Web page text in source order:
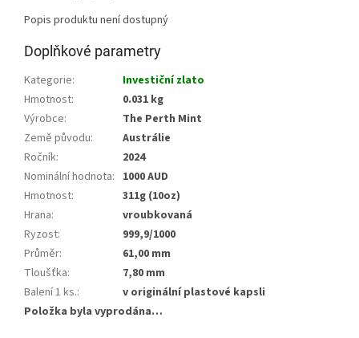
Popis produktu není dostupný
Doplňkové parametry
Kategorie:
Investiční zlato
Hmotnost:
0.031 kg
Výrobce:
The Perth Mint
Země původu:
Austrálie
Ročník:
2024
Nominální hodnota: 1000 AUD
Hmotnost:
311g (10oz)
Hrana:
vroubkovaná
Ryzost:
999,9/1000
Průměr:
61,00 mm
Tloušťka:
7,80 mm
Balení 1 ks.:
v originální plastové kapsli
Položka byla vyprodána…